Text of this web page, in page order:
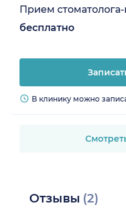
Прием
бесплатно
В клинику можно
Отзывы (2)